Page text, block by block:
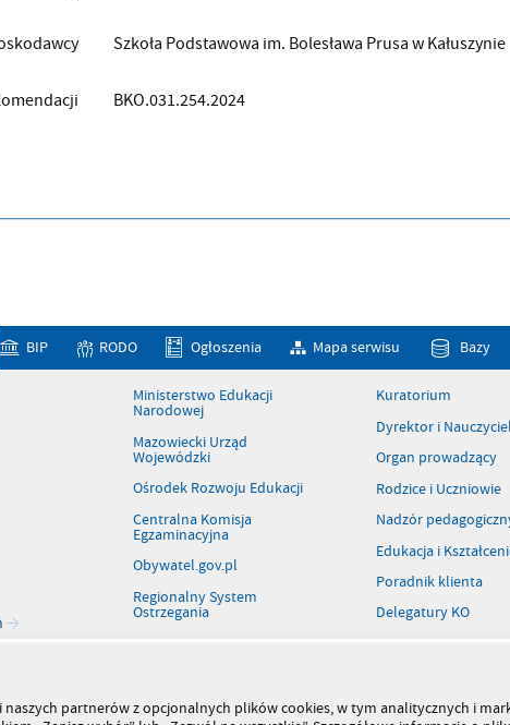
Szkoła Podstawowa im. Bolesława Prusa w Kałuszynie
BKO.031.254.2024
BIP RODO Ogłoszenia Mapa serwisu Bazy
Ministerstwo Edukacji
Narodowej
Mazowiecki Urząd
Wojewódzki
Ośrodek Rozwoju Edukacji
Centralna Komisja
Egzaminacyjna
Obywatel.gov.pl
Regionalny System
Ostrzegania
Kuratorium
Dyrektor i Nauczyciel
Organ prowadzący
Rodzice i Uczniowie
Nadzór
Edukacja i
Poradnik klienta
Delegatury KO
Patronaty
Wolne stanowiska
naszych partnerów z opcjonalnych plików cookies, w tym analitycznych i